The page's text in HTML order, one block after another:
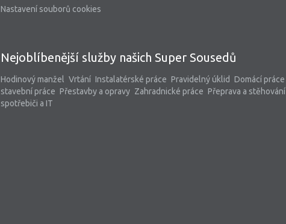
Nastavení souborů cookies
Nejoblíbenější služby našich Super Sousedů
Hodinový manžel Vrtání Instalatérské práce Pravidelný úklid Domácí práce
stavební práce Přestavby a opravy Zahradnické práce Přeprava a stěhování
spotřebiči a IT